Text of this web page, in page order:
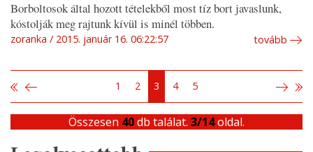
Borboltosok által hozott tételekből most tíz bort javaslunk,
kóstolják meg rajtunk kívül is minél többen.
zoranka 2015. január 16. 06:22:57 tovább
1 2 3 4 5
Összesen 40db találat. 3/14oldal.